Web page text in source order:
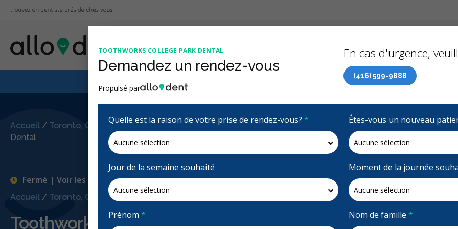
Le Régime canadien de soins dentaires (RCSD) maintenant accessible à tous
Accueil / Toronto, ON
Toothworks College Park
Dental
Accueil / Toronto, ON Toothworks College Park Dental
Toothworks College Park Dental
4.6 étoiles
(676)
Fermé | Voir les heures d'ouvertures
TOOTHWORKS COLLEGE PARK DENTAL
Demandez un rendez-vous
Propulsé par
En cas d'urgence,
(416) 599-9888
Quelle est la raison de votre prise de rendez-vous? * Êtes-vous un nouveau
Jour de la semaine souhaité Moment de la journée
Prénom * Nom de famille *